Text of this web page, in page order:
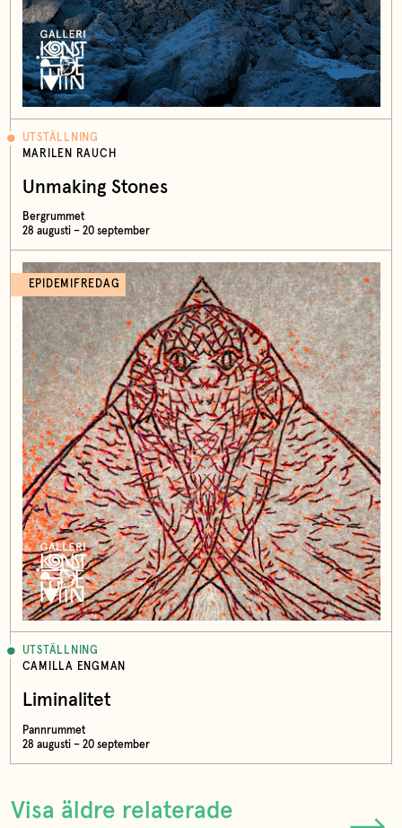
UTSTÄLLNING
MARILEN RAUCH
Unmaking Stones
Bergrummet
28 augusti – 20 september
EPIDEMIFREDAG
UTSTÄLLNING
CAMILLA ENGMAN
Liminalitet
Pannrummet
28 augusti – 20 september
Visa äldre relaterade